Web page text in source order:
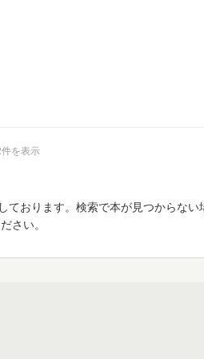
を表示
ております。検索で本が見つからない
さい。